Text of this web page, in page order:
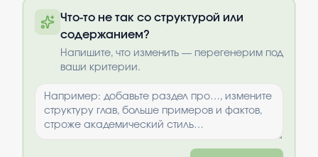
оплаты
Что-то не так со структурой или
содержанием?
Напишите, что изменить — перегенерим под
ваши критерии.